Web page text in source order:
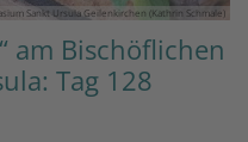
Sankt Ursula Geilenkirchen (Kathrin Schmale)
am Bischöflichen
Tag 128